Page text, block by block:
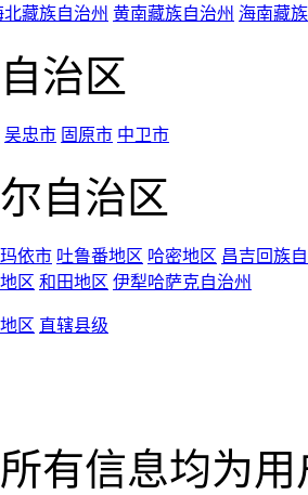
北藏族自治州 黄南藏族自治州 海南藏
治区
吴忠市 固原市 中卫市
自治区
依市 吐鲁番地区 哈密地区 昌吉回族
区 和田地区 伊犁哈萨克自治州
区 直辖县级
有信息均为